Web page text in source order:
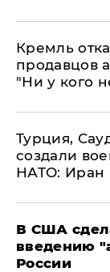
Кремль
продавцов
"Ни у кого
Турция,
создали
НАТО: Иран
В США
введению
России